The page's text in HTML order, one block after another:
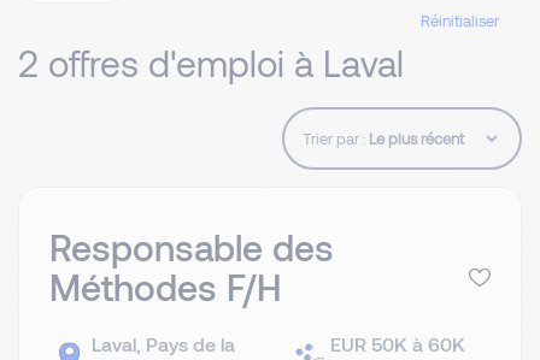
Réinitialiser
2 offres d'emploi à Laval
Trier par :
Responsable des
Méthodes F/H
Laval, Pays de la
EUR 50K à 60K